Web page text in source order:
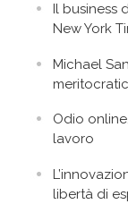
Il business
New York
Michael
Odio
lavoro
libertà di